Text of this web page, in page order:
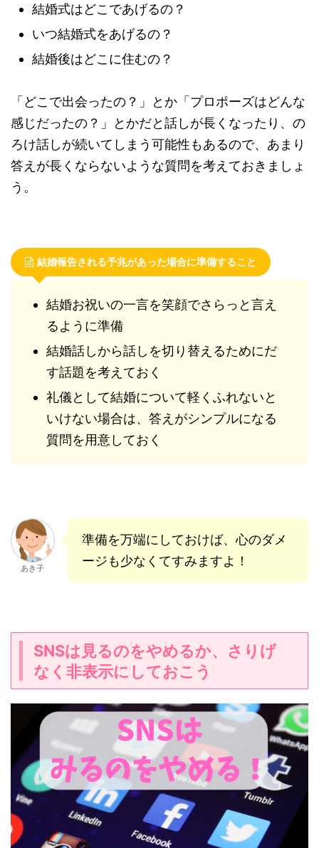
結婚式はどこであげるの？
いつ結婚式をあげるの？
結婚後はどこに住むの？
「どこで出会ったの？」とか「プロポーズはどんな
感じだったの？」とかだと話しが長くなったり、の
ろけ話しが続いてしまう可能性もあるので、あまり
答えが長くならないような質問を考えておきましょ
う。
結婚報告される予兆があった場合に準備すること
結婚お祝いの一言を笑顔でさらっと言え
るように準備
結婚話しから話しを切り替えるためにだ
す話題を考えておく
礼儀として結婚について軽くふれないと
いけない場合は、答えがシンプルになる
質問を用意しておく
あき子
準備を万端にしておけば、心のダメ
ージも少なくてすみますよ！
SNSは見るのをやめるか、さりげ
なく非表示にしておこう